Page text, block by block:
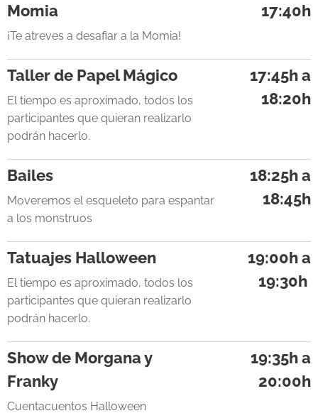
Momia
¡Te atreves a desafiar a la Momia!
17:40h
Taller de Papel Mágico
El tiempo es aproximado, todos los
participantes que quieran realizarlo
podrán hacerlo.
17:45h a
18:20h
Bailes
Moveremos el esqueleto para espantar
a los monstruos
18:25h a
18:45h
Tatuajes Halloween
El tiempo es aproximado, todos los
participantes que quieran realizarlo
podrán hacerlo.
19:00h a
19:30h
Show de Morgana y
Franky
Cuentacuentos Halloween
19:35h a
20:00h